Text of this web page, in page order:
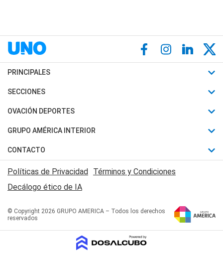
PRINCIPALES
Últimas Noticias
Política
Judiciales
Economia
SECCIONES
Horóscopo
Motores
Trucos caseros
Series y Películas
Edictos y Solicitadas
OVACIÓN DEPORTES
Fútbol
Mundial
Automovilismo
Rugby
Básquet
GRUPO AMÉRICA INTERIOR
Canal 7 en Vivo
San Juan 8
CONTACTO
Acerca de Nosotros
Contactanos
Políticas de Privacidad Términos y Condiciones
Decálogo ético de IA
© Copyright 2026 GRUPO AMERICA – Todos los derechos
reservados